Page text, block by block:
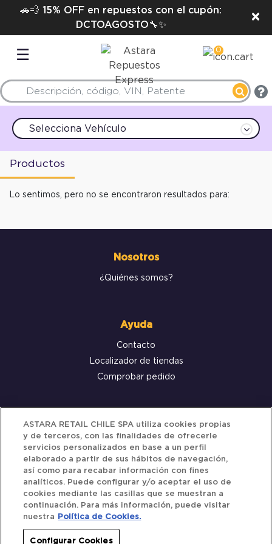
🚗💨 15% OFF en repuestos con el cupón:
DCTOAGOSTO🔧✨
×
☰ 0
Selecciona Vehículo
Productos
Lo sentimos, pero no se encontraron resultados para:
Nosotros
¿Quiénes somos?
Ayuda
Contacto
Localizador de tiendas
Comprobar pedido
Servicio al cliente
Términos y Condiciones
Política de privacidad
Siguenos
ASTARA RETAIL CHILE SPA utiliza cookies propias
y de terceros, con las finalidades de ofrecerle
servicios personalizados en base a un perfil
elaborado a partir de sus hábitos de navegación,
así como para recabar información con fines
analíticos. Puede configurar y/o aceptar el uso de
cookies mediante las casillas que se muestran a
continuación. Para más información, puede visitar
nuestra
Política de Cookies.
Configurar Cookies